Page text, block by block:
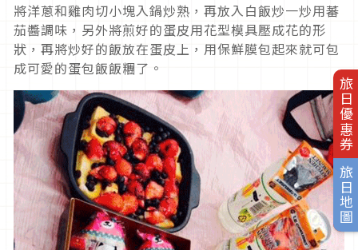
旅日優惠券
旅日地圖
將洋蔥和雞肉切小塊入鍋炒熟，再放入白飯炒一炒用蕃
茄醬調味，另外將煎好的蛋皮用花型模具壓成花的形
狀，再將炒好的飯放在蛋皮上，用保鮮膜包起來就可包
成可愛的蛋包飯飯糰了。